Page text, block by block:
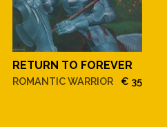
RETURN TO FOREVER
ROMANTIC WARRIOR € 35